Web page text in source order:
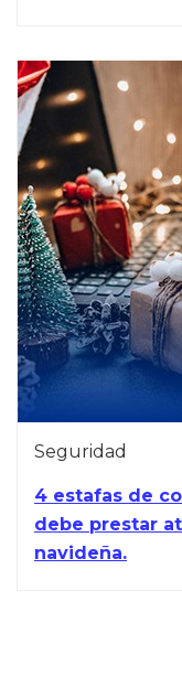
Seguridad
4 estafas de
debe prestar
navideña.